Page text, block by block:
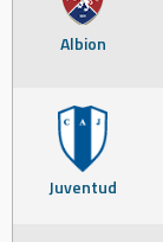
Albion
Juventud